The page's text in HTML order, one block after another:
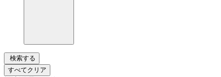
検索する
すべてクリア